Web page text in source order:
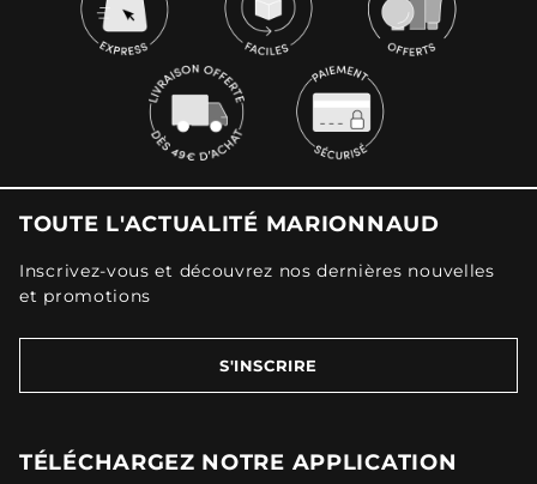
TOUTE L'ACTUALITÉ MARIONNAUD
Inscrivez-vous et découvrez nos dernières nouvelles
et promotions
S'INSCRIRE
TÉLÉCHARGEZ NOTRE APPLICATION